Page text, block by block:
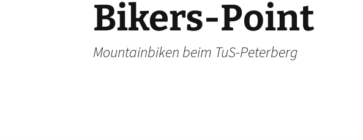
Bikers-Point
Mountainbiken beim TuS-Peterberg